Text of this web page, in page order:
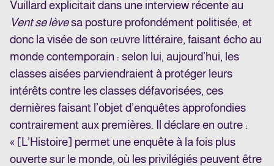
Vuillard explicitait dans une interview récente au
Vent se lèvesa posture profondément politisée, et
donc la visée de son œuvre littéraire, faisant écho au
monde contemporain : selon lui, aujourd’hui, les
classes aisées parviendraient à protéger leurs
intérêts contre les classes défavorisées, ces
dernières faisant l’objet d’enquêtes approfondies
contrairement aux premières. Il déclare en outre :
« [L’Histoire] permet une enquête à la fois plus
ouverte sur le monde, où les privilégiés peuvent être